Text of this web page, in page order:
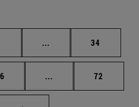
... Páginas intermedias
Página
34
... Páginas intermedias
Página
72